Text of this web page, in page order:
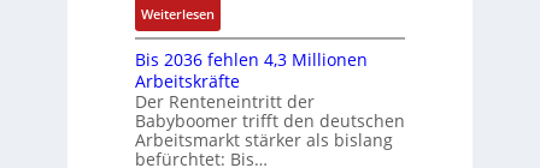
n
a
h
m
e
,
g
y
s
e
m
e
f
ü
h
r
e
r
z
2
-
E
r
g
e
b
n
e
b
s
-
u
n
d
Weiterlesen:
K
I
b
r
a
u
Bis 2036 fehlen 4,3 Millionen
Arbeitskräfte
Der Renteneintritt der
Babyboomer trifft den deutschen
Arbeitsmarkt stärker als bislang
befürchtet: Bis…